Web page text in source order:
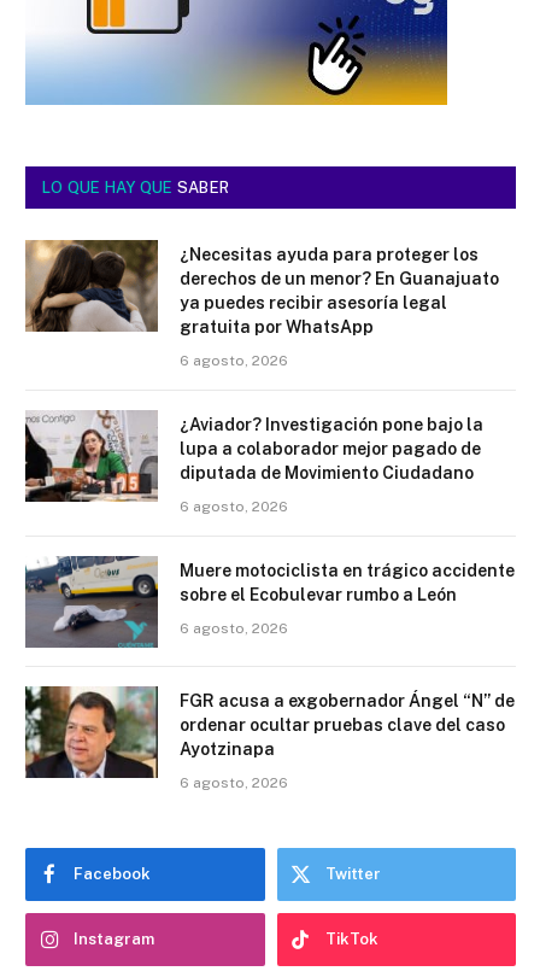
LO QUE HAY QUE SABER
¿Necesitas ayuda para proteger los
derechos de un menor? En Guanajuato
ya puedes recibir asesoría legal
gratuita por WhatsApp
6 agosto, 2026
¿Aviador? Investigación pone bajo la
lupa a colaborador mejor pagado de
diputada de Movimiento Ciudadano
6 agosto, 2026
Muere motociclista en trágico accidente
sobre el Ecobulevar rumbo a León
6 agosto, 2026
FGR acusa a exgobernador Ángel “N” de
ordenar ocultar pruebas clave del caso
Ayotzinapa
6 agosto, 2026
Facebook Twitter
Instagram TikTok